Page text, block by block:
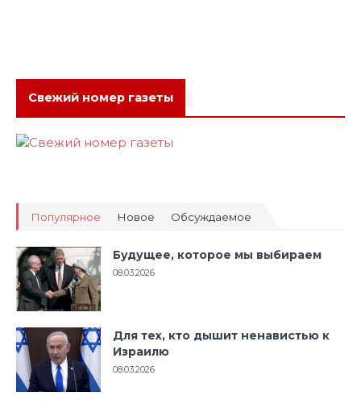
Свежий номер газеты
Популярное Новое Обсуждаемое
Будущее, которое мы выбираем
08.03.2026
Для тех, кто дышит ненавистью к
Израилю
08.03.2026